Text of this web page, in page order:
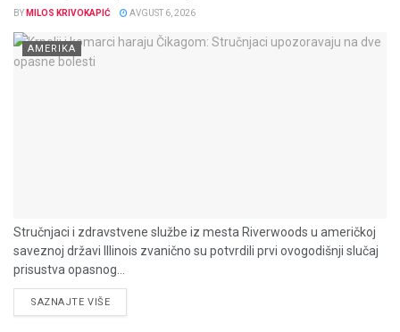
BY MILOS KRIVOKAPIĆ AVGUST 6, 2026
AMERIKA
Stručnjaci i zdravstvene službe iz mesta Riverwoods u američkoj
saveznoj državi Illinois zvanično su potvrdili prvi ovogodišnji slučaj
prisustva opasnog...
SAZNAJTE VIŠEDETAILS